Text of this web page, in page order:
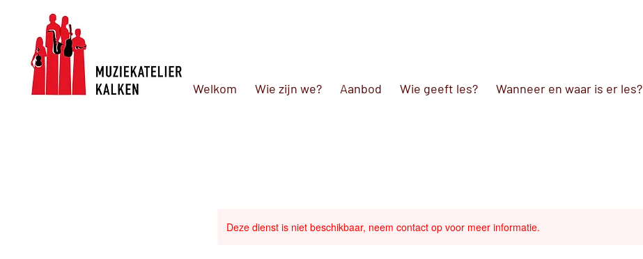
Welkom Wie zijn we? Aanbod Wie geeft les? Wanneer en waar is er les?
Deze dienst is niet beschikbaar, neem contact op voor meer informatie.